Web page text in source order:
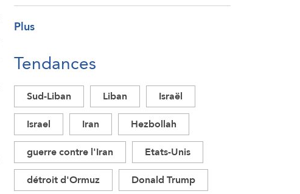
Plus
Tendances
Sud-Liban Liban
Israël
Israel
Iran
Hezbollah
guerre contre l'Iran
Etats-Unis
détroit d'Ormuz
Donald Trump